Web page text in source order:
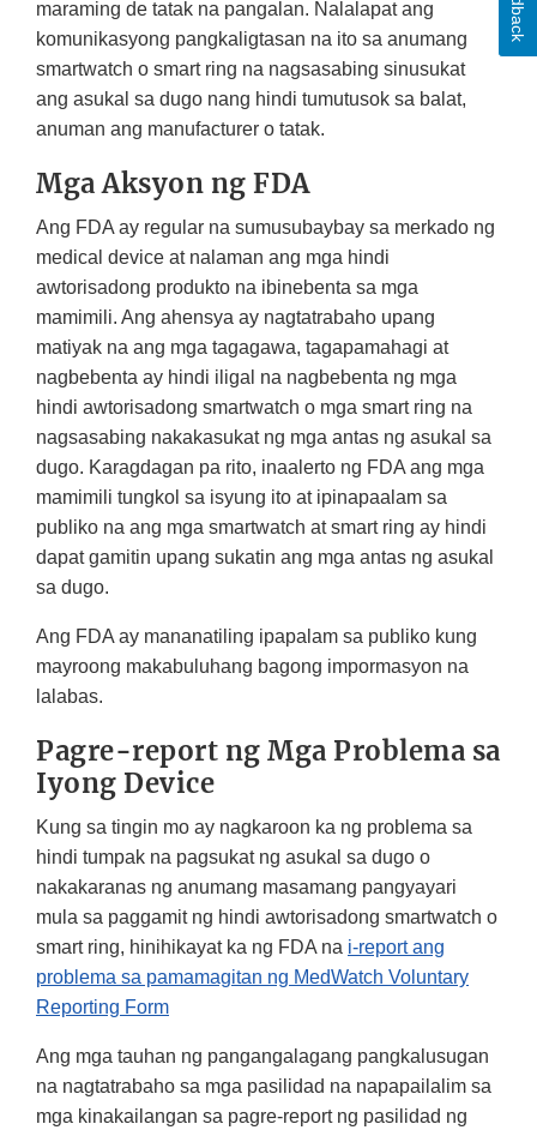
maraming de tatak na pangalan. Nalalapat ang
komunikasyong pangkaligtasan na ito sa anumang
smartwatch o smart ring na nagsasabing sinusukat
ang asukal sa dugo nang hindi tumutusok sa balat,
anuman ang manufacturer o tatak.
Mga Aksyon ng FDA
Ang FDA ay regular na sumusubaybay sa merkado ng
medical device at nalaman ang mga hindi
awtorisadong produkto na ibinebenta sa mga
mamimili. Ang ahensya ay nagtatrabaho upang
matiyak na ang mga tagagawa, tagapamahagi at
nagbebenta ay hindi iligal na nagbebenta ng mga
hindi awtorisadong smartwatch o mga smart ring na
nagsasabing nakakasukat ng mga antas ng asukal sa
dugo. Karagdagan pa rito, inaalerto ng FDA ang mga
mamimili tungkol sa isyung ito at ipinapaalam sa
publiko na ang mga smartwatch at smart ring ay hindi
dapat gamitin upang sukatin ang mga antas ng asukal
sa dugo.
Ang FDA ay mananatiling ipapalam sa publiko kung
mayroong makabuluhang bagong impormasyon na
lalabas.
Pagre-report ng Mga Problema sa
Iyong Device
Kung sa tingin mo ay nagkaroon ka ng problema sa
hindi tumpak na pagsukat ng asukal sa dugo o
nakakaranas ng anumang masamang pangyayari
mula sa paggamit ng hindi awtorisadong smartwatch o
smart ring, hinihikayat ka ng FDA na i-report ang
problema sa pamamagitan ng MedWatch Voluntary
Reporting Form
Ang mga tauhan ng pangangalagang pangkalusugan
na nagtatrabaho sa mga pasilidad na napapailalim sa
mga kinakailangan sa pagre-report ng pasilidad ng